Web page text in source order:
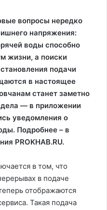
вопросы нередко
напряжения:
воды способно
жизни, а поиски
подачи
в настоящее
станет заметно
— в приложении
уведомления о
Подробнее – в
PROKHAB.RU.
в том, что
в подаче
отображаются
Такая подача